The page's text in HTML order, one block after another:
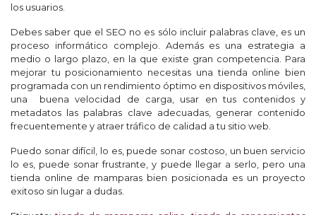
los usuarios.
Debes saber que el SEO no es sólo incluir palabras clave, es un
proceso informático complejo. Además es una estrategia a
medio o largo plazo, en la que existe gran competencia. Para
mejorar tu posicionamiento necesitas una tienda online bien
programada con un rendimiento óptimo en dispositivos móviles,
una buena velocidad de carga, usar en tus contenidos y
metadatos las palabras clave adecuadas, generar contenido
frecuentemente y atraer tráfico de calidad a tu sitio web.
Puedo sonar difícil, lo es, puede sonar costoso, un buen servicio
lo es, puede sonar frustrante, y puede llegar a serlo, pero una
tienda online de mamparas bien posicionada es un proyecto
exitoso sin lugar a dudas.